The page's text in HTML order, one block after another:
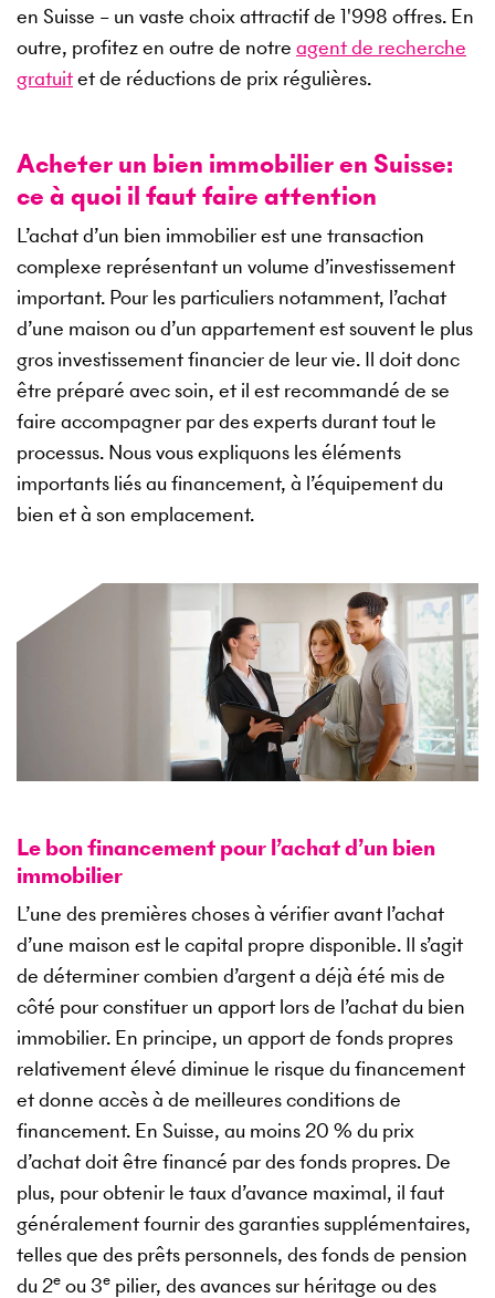
en Suisse – un vaste choix attractif de 1'998 offres. En
outre, profitez en outre de notre agent de recherche
gratuitet de réductions de prix régulières.
Acheter un bien immobilier en Suisse:
ce à quoi il faut faire attention
L’achat d’un bien immobilier est une transaction
complexe représentant un volume d’investissement
important. Pour les particuliers notamment, l’achat
d’une maison ou d’un appartement est souvent le plus
gros investissement financier de leur vie. Il doit donc
être préparé avec soin, et il est recommandé de se
faire accompagner par des experts durant tout le
processus. Nous vous expliquons les éléments
importants liés au financement, à l’équipement du
bien et à son emplacement.
Le bon financement pour l’achat d’un bien
immobilier
L’une des premières choses à vérifier avant l’achat
d’une maison est le capital propre disponible. Il s’agit
de déterminer combien d’argent a déjà été mis de
côté pour constituer un apport lors de l’achat du bien
immobilier. En principe, un apport de fonds propres
relativement élevé diminue le risque du financement
et donne accès à de meilleures conditions de
financement. En Suisse, au moins 20 % du prix
d’achat doit être financé par des fonds propres. De
plus, pour obtenir le taux d’avance maximal, il faut
généralement fournir des garanties supplémentaires,
telles que des prêts personnels, des fonds de pension
du 2e ou 3e pilier, des avances sur héritage ou des